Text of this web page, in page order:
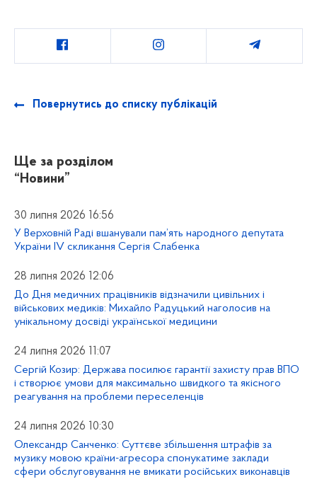
Повернутись до списку публікацій
Ще за розділом
“Новини”
30 липня 2026 16:56
У Верховній Раді вшанували пам’ять народного депутата
України IV скликання Сергія Слабенка
28 липня 2026 12:06
До Дня медичних працівників відзначили цивільних і
військових медиків: Михайло Радуцький наголосив на
унікальному досвіді української медицини
24 липня 2026 11:07
Сергій Козир: Держава посилює гарантії захисту прав ВПО
і створює умови для максимально швидкого та якісного
реагування на проблеми переселенців
24 липня 2026 10:30
Олександр Санченко: Суттєве збільшення штрафів за
музику мовою країни-агресора спонукатиме заклади
сфери обслуговування не вмикати російських виконавців